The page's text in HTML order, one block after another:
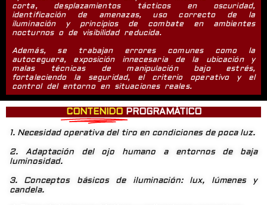
corta, desplazamientos tácticos en oscuridad,
identificación de amenazas, uso correcto de la
iluminación y principios de combate en ambientes
nocturnos o de visibilidad reducida.
Además, se trabajan errores comunes como la
autoceguera, exposición innecesaria de la ubicación y
malas técnicas de manipulación bajo estrés,
fortaleciendo la seguridad, el criterio operativo y el
control del entorno en situaciones reales.
CONTENIDO PROGRAMÁTICO
1. Necesidad operativa del tiro en condiciones de poca luz.
2. Adaptación del ojo humano a entornos de baja
luminosidad.
3. Conceptos básicos de iluminación: lux, lúmenes y
candela.